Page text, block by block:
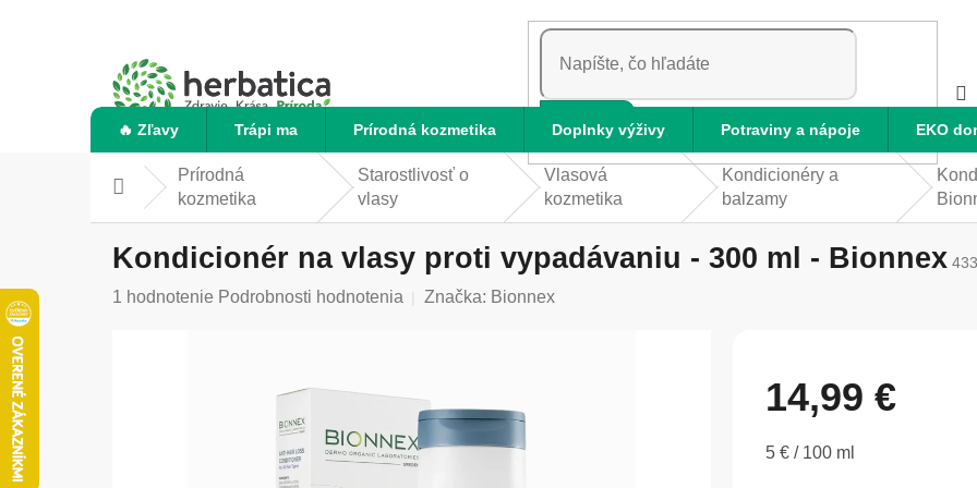
HĽADAŤ
🔥 Zľavy Trápi ma Prírodná kozmetika Doplnky výživy Potraviny a nápoje EKO
Domov
Prírodná
kozmetika
Starostlivosť o
vlasy
Vlasová
kozmetika
Kondicionéry a
balzamy
Kondicionér na vlasy proti vypadávaniu - 300 ml - Bionnex
Priemerné
1 hodnotenie Podrobnosti hodnotenia Značka: Bionnex
14,99 €
Jednotková
5 € / 100 ml